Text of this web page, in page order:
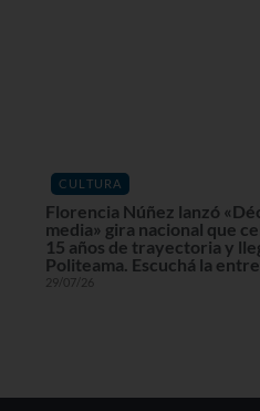
CULTURA
Florencia Núñez lanzó
media» gira nacional que
15 años de trayectoria y
Politeama. Escuchá la
29/07/26